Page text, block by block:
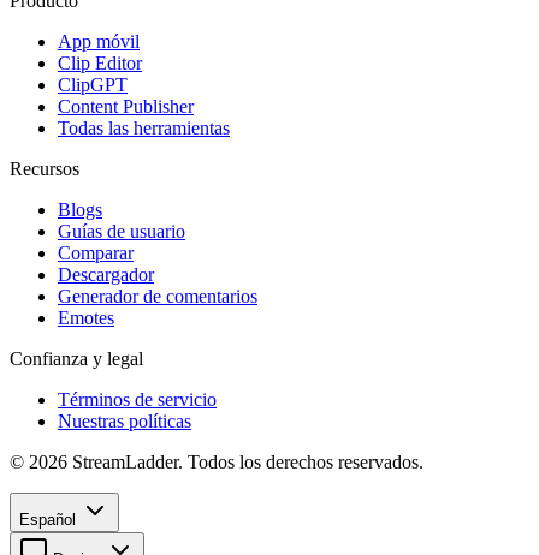
App móvil
Clip Editor
ClipGPT
Content Publisher
Todas las herramientas
Recursos
Blogs
Guías de usuario
Comparar
Descargador
Generador de comentarios
Emotes
Confianza y legal
Términos de servicio
Nuestras políticas
© 2026 StreamLadder. Todos los derechos reservados.
Español